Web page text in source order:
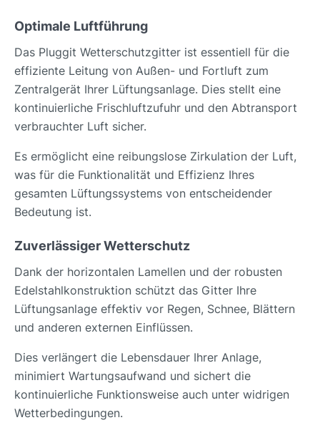
Optimale Luftführung
Das Pluggit Wetterschutzgitter ist essentiell für die
effiziente Leitung von Außen- und Fortluft zum
Zentralgerät Ihrer Lüftungsanlage. Dies stellt eine
kontinuierliche Frischluftzufuhr und den Abtransport
verbrauchter Luft sicher.
Es ermöglicht eine reibungslose Zirkulation der Luft,
was für die Funktionalität und Effizienz Ihres
gesamten Lüftungssystems von entscheidender
Bedeutung ist.
Zuverlässiger Wetterschutz
Dank der horizontalen Lamellen und der robusten
Edelstahlkonstruktion schützt das Gitter Ihre
Lüftungsanlage effektiv vor Regen, Schnee, Blättern
und anderen externen Einflüssen.
Dies verlängert die Lebensdauer Ihrer Anlage,
minimiert Wartungsaufwand und sichert die
kontinuierliche Funktionsweise auch unter widrigen
Wetterbedingungen.